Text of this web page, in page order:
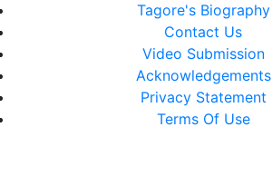
Tagore's Biography
Contact Us
Video Submission
Acknowledgements
Privacy Statement
Terms Of Use